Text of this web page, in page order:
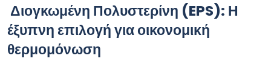
Διογκωμένη Πολυστερίνη (EPS): Η
έξυπνη επιλογή για οικονομική
θερμομόνωση